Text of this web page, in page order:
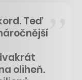
Teď
oliheň.